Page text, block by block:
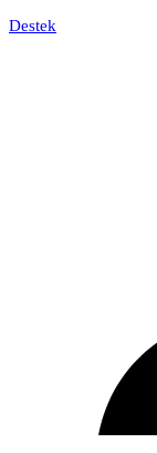
Destek